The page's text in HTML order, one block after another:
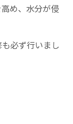
め、水分が侵
必ず行いまし